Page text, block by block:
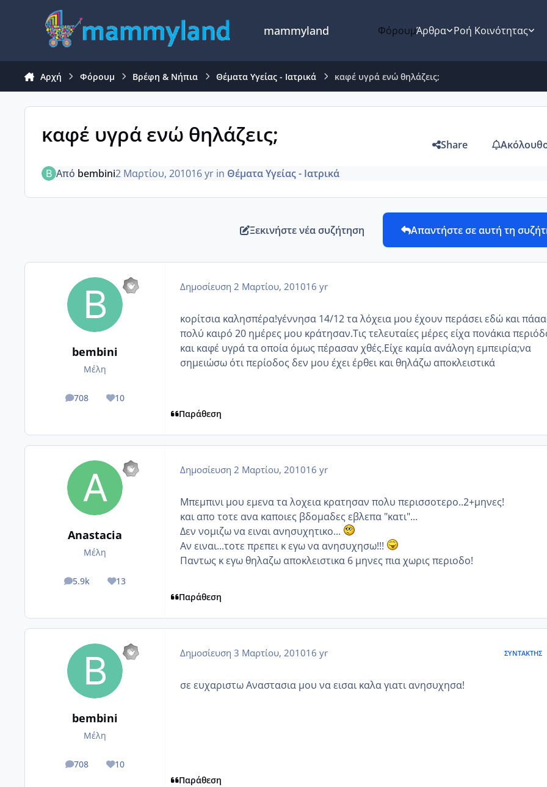
Μετάβαση σε περιεχόμενο
mammyland ΦόρουμΆρθρα Ροή Κοινότητας
Αρχή Φόρουμ Βρέφη & Νήπια Θέματα Υγείας - Ιατρικά καφέ υγρά ενώ θηλάζεις;
καφέ υγρά ενώ θηλάζεις; Share
Από bembini2 Μαρτίου, 201016 yr in Θέματα Υγείας - Ιατρικά
Ξεκινήστε νέα συζήτηση Απαντήστε σε αυτή τη
bembini
Μέλη
708
posts 10
Reputation
Δημοσίευση 2 Μαρτίου, 201016 yr
κορίτσια καλησπέρα!γέννησα 14/12 τα λόχεια μου έχουν περάσει εδώ και
πολύ καιρό 20 ημέρες μου κράτησαν.Τις τελευταίες μέρες είχα πονάκια
και καφέ υγρά τα οποία όμως πέρασαν χθές.Είχε καμία ανάλογη εμπειρία;να
σημειώσω ότι περίοδος δεν μου έχει έρθει και θηλάζω αποκλειστικά
Παράθεση
Anastacia
Μέλη
5.9k
posts 13
Reputation
Δημοσίευση 2 Μαρτίου, 201016 yr
Μπεμπινι μου εμενα τα λοχεια κρατησαν πολυ περισσοτερο..2+μηνες!
και απο τοτε ανα καποιες βδομαδες εβλεπα "κατι"...
Δεν νομιζω να ειναι ανησυχητικο...
Αν ειναι...τοτε πρεπει κ εγω να ανησυχησω!!!
Παντως κ εγω θηλαζω αποκλειστικα 6 μηνες πια χωρις περιοδο!
Παράθεση
bembini
Μέλη
708
posts 10
Reputation
Δημοσίευση 3 Μαρτίου, 201016 yr ΣΥΝΤΆΚΤΗΣ
σε ευχαριστω Αναστασια μου να εισαι καλα γιατι ανησυχησα!
Παράθεση